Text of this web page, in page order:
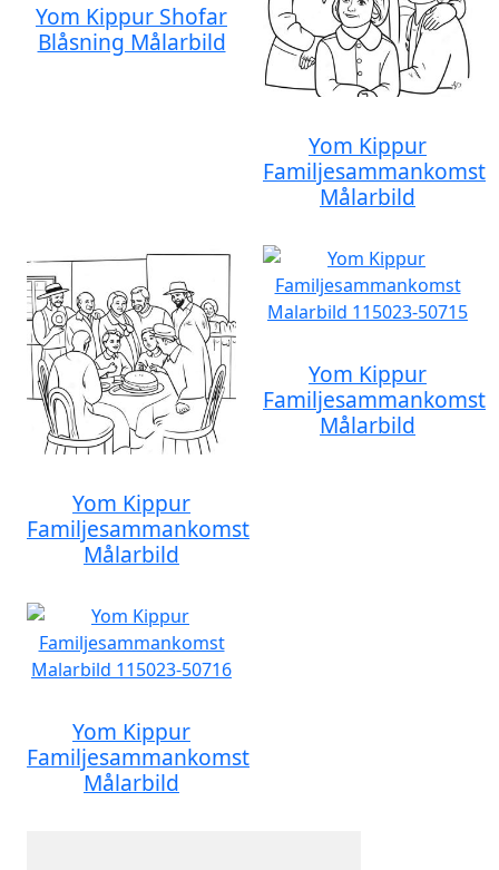
Yom Kippur Shofar
Blåsning Målarbild
Yom Kippur
Familjesammankomst
Målarbild
Yom Kippur
Familjesammankomst
Målarbild
Yom Kippur
Familjesammankomst
Målarbild
Yom Kippur
Familjesammankomst
Målarbild